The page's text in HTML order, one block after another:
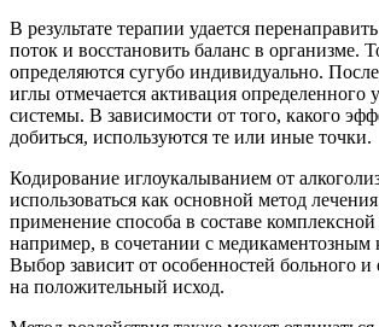
В результате терапии удается
поток и восстановить баланс в организме.
определяются сугубо индивидуально.
иглы отмечается активация определенного
системы. В зависимости от того, какого
добиться, используются те или иные точки.
Кодирование иглоукалыванием от
использоваться как основной метод
применение способа в составе
например, в сочетании с медикаментозным
Выбор зависит от особенностей больного и
на положительный исход.